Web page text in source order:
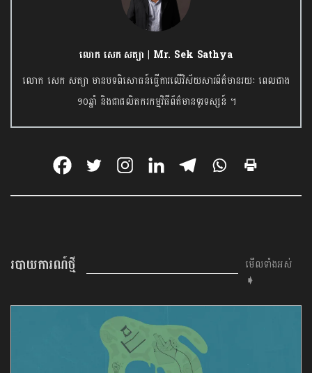
លោក សេក សត្យា | Mr. Sek Sathya
លោក សេក សត្យា មានបទពិសោធន៍ធ្វើការលើវិស័យសារព័ត៌មានរយៈ ពេលជាង
១០ឆ្នាំ និងជាផលិតករកម្មវិធីព័ត៌មានទូរទស្សន៍ ។
របាយការណ៍ថ្មី
មើលទាំងអស់
➧